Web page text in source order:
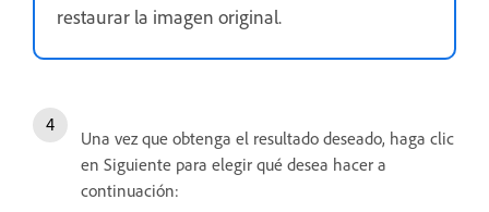
restaurar la imagen original.
Una vez que obtenga el resultado deseado, haga clic
en Siguiente para elegir qué desea hacer a
continuación: